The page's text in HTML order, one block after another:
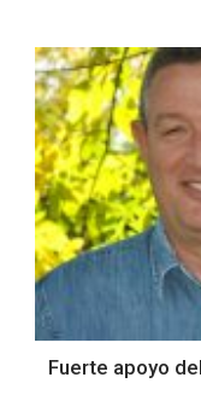
Fuerte apoyo